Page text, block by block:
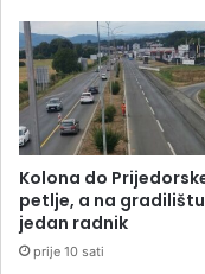
Kolona do
petlje, a na gradilištu
jedan radnik
prije 10 sati